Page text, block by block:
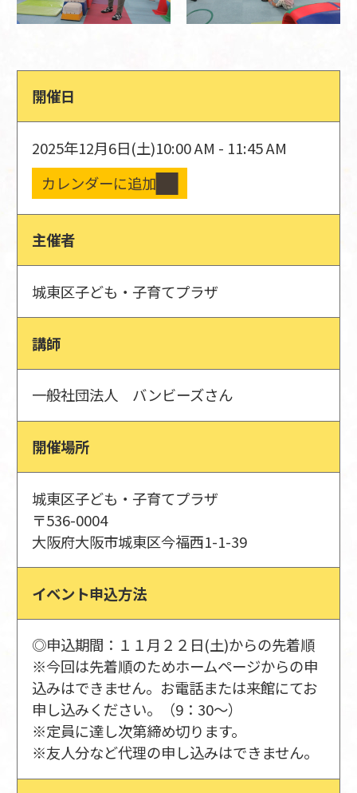
開催日
2025年12月6日(土)10:00 AM - 11:45 AM
カレンダーに追加
主催者
城東区子ども・子育てプラザ
講師
一般社団法人 バンビーズさん
開催場所
城東区子ども・子育てプラザ
〒536-0004
大阪府大阪市城東区今福西1-1-39
イベント申込方法
◎申込期間：１１月２２日(土)からの先着順
※今回は先着順のためホームページからの申
込みはできません。お電話または来館にてお
申し込みください。（9：30～）
※定員に達し次第締め切ります。
※友人分など代理の申し込みはできません。